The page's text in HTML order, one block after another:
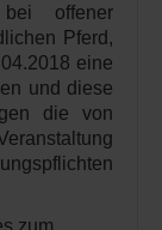
offener
Pferd,
eine
und diese
die von
zum